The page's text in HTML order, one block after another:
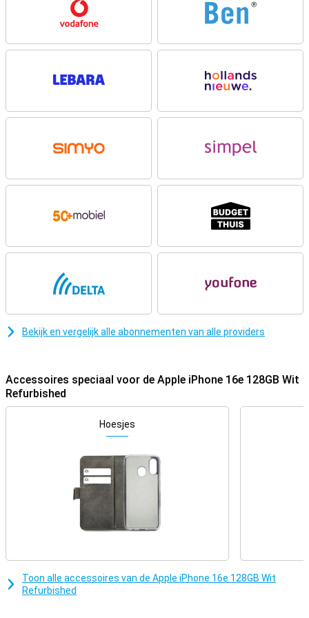
6.1-inch Super Retina XDR display. Dit scherm biedt scherpe
details, levendige kleuren en een uitstekende helderheid, zelfs bij
terwijl het een groot schermoppervlak behoudt. Of je nu door je
Retina XDR-display ziet er altijd fantastisch uit.
De iPhone 16e beschikt over een prachtige 48MP Fusion-camera
Met de ingebouwde 2x telelens en verbeterde optische
beeldstabilisatie maak je moeiteloos professionele foto’s en
Refurbished heb je als het ware twee camera’s in één en kun je
camerafuncties? Kijk dan eens naar de Apple iPhone 16. Dit model
biedt extra mogelijkheden zoals verbeterde beeldverwerking en
meer opties voor creatieve fotografie, zodat je nog meer uit je
Krachtige A18-chip
Apple heeft de iPhone 16e, net als de rest van de iPhone 16-serie,
moeiteloos elke taak aan, van zware games tot geavanceerde AI-
opdrachten. Dankzij de geavanceerde Neural Engine werkt de
iPhone 16e sneller en slimmer, waardoor apps soepel draaien en
bewerkt, video's streamt of multitaskt tussen verschillende apps,
de iPhone 16e blijft snel en vloeiend werken.
De Apple iPhone 16e 128GB Wit Refurbished is uitgerust met een
dezelfde kabel als veel andere apparaten. Daarnaast is de
batterijduur verder geoptimaliseerd, waardoor je langer kunt
genieten van je smartphone zonder je zorgen te maken over
opladen. Bij het afspelen van video’s gaat de batterij van de iPhone
16e tot wel 26 uur mee. Dat is tot 12 uur langer dan bij de iPhone
SE-modellen. Of je nu onderweg bent of je telefoon intensief
gebruikt, de iPhone 16e houdt het moeiteloos vol en past zich aan
Duurzaamheid en modern design
Apple blijft zich inzetten voor duurzaamheid, en de iPhone 16e is
Bekijk en vergelijk alle abonnementen van alle providers
Accessoires speciaal voor de Apple iPhone 16e 128GB Wit
Refurbished
Hoesjes
Toon alle accessoires van de Apple iPhone 16e 128GB Wit
Refurbished